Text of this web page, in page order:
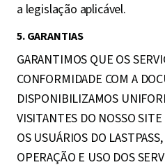
a legislação aplicável.
5. GARANTIAS
GARANTIMOS QUE OS
CONFORMIDADE COM A
DISPONIBILIZAMOS
VISITANTES DO NOSSO
OS USUÁRIOS DO
OPERAÇÃO E USO DOS